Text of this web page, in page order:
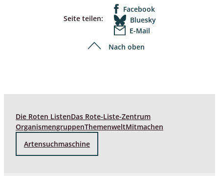
Seite teilen:
Facebook
Bluesky
E-Mail
Nach oben
Die Roten ListenDas Rote-Liste-Zentrum
OrganismengruppenThemenweltMitmachen
Artensuchmaschine